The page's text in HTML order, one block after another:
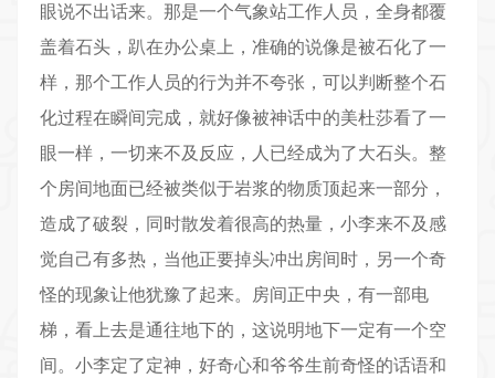
眼说不出话来。那是一个气象站工作人员，全身都覆
盖着石头，趴在办公桌上，准确的说像是被石化了一
样，那个工作人员的行为并不夸张，可以判断整个石
化过程在瞬间完成，就好像被神话中的美杜莎看了一
眼一样，一切来不及反应，人已经成为了大石头。整
个房间地面已经被类似于岩浆的物质顶起来一部分，
造成了破裂，同时散发着很高的热量，小李来不及感
觉自己有多热，当他正要掉头冲出房间时，另一个奇
怪的现象让他犹豫了起来。房间正中央，有一部电
梯，看上去是通往地下的，这说明地下一定有一个空
间。小李定了定神，好奇心和爷爷生前奇怪的话语和